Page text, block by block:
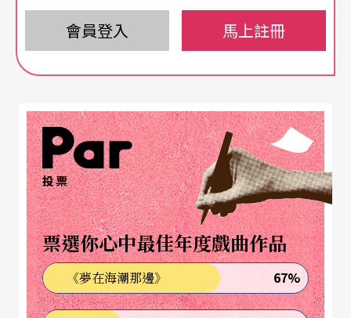
也僅止於紙上，不過從那次起，舞蹈劇場的風潮似
乎就在島內灑下一片種子，等待時機成熟，開出一
片片奇花異朵。
陶馥蘭作品為台灣舞蹈劇場濫觴
碧娜‧鮑許所代表的舞蹈劇場風潮，早期編舞家陶
馥蘭的多面向舞蹈劇場可視為台灣的濫觴。編舞家
陶馥蘭於美國習舞期間，親賭了碧娜‧鮑許一九八
四年在紐約演出的《藍鬍子—聽貝拉巴爾托克「藍
鬍子公爵的城堡」的錄音》
Bluebear: While Listeni
ng to A Tape Recording of Bela Bartok's Opera--D
會員登入 馬上註冊
投票
票選你心中最佳年度戲曲作品
《夢在海潮那邊》 67%